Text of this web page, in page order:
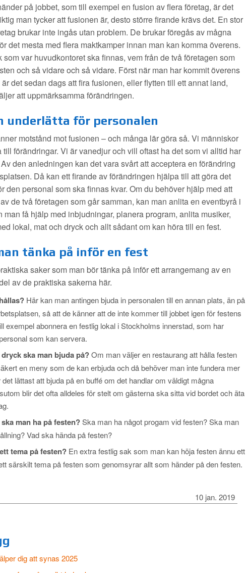
på jobbet, som till exempel en fusion av flera företag, är det
man tycker att fusionen är, desto större firande krävs det. En stor
brukar inte ingås utan problem. De brukar föregås av mågna
det mesta med flera maktkamper innan man kan komma överens.
som var huvudkontoret ska finnas, vem från de två företagen som
och så vidare och så vidare. Först när man har kommit överens
det sedan dags att fira fusionen, eller flytten till ett annat land,
att uppmärksamma förändringen.
underlätta för personalen
motstånd mot fusionen – och många lär göra så. Vi människor
till förändringar. Vi är vanedjur och vill oftast ha det som vi alltid har
den anledningen kan det vara svårt att acceptera en förändring
Då kan ett firande av förändringen hjälpa till att göra det
den personal som ska finnas kvar. Om du behöver hjälp med att
de två företagen som går samman, kan man anlita en eventbyrå i
man få hjälp med inbjudningar, planera program, anlita musiker,
lokal, mat och dryck och allt sådant om kan höra till en fest.
tänka på inför en fest
saker som man bör tänka på inför ett arrangemang av en
av de praktiska sakerna här.
Här kan man antingen bjuda in personalen till en annan plats, än på
så att de känner att de inte kommer till jobbet igen för festens
exempel abonnera en festlig lokal i Stockholms innerstad, som har
som kan servera.
ska man bjuda på?Om man väljer en restaurang att hålla festen
en meny som de kan erbjuda och då behöver man inte fundera mer
lättast att bjuda på en buffé om det handlar om väldigt mågna
blir det ofta alldeles för stelt om gästerna ska sitta vid bordet och äta
man ha på festen?Ska man ha något progam vid festen? Ska man
Vad ska hända på festen?
tema på festen? En extra festlig sak som man kan höja festen ännu ett
särskilt tema på festen som genomsyrar allt som händer på den festen.
10 jan. 2019
dig att synas 2025